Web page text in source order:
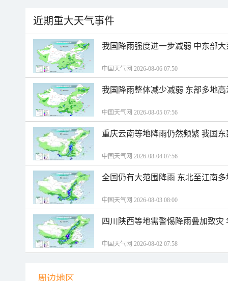
近期重大天气事件
我国降雨强度进一步减弱 中东部
中国天气网 2026-08-06 07:50
我国降雨整体减少减弱 东部多地
中国天气网 2026-08-05 07:56
重庆云南等地降雨仍然频繁 我国
中国天气网 2026-08-04 07:56
全国仍有大范围降雨 东北至江南
中国天气网 2026-08-03 08:00
四川陕西等地需警惕降雨叠加致
中国天气网 2026-08-02 07:58
周边地区